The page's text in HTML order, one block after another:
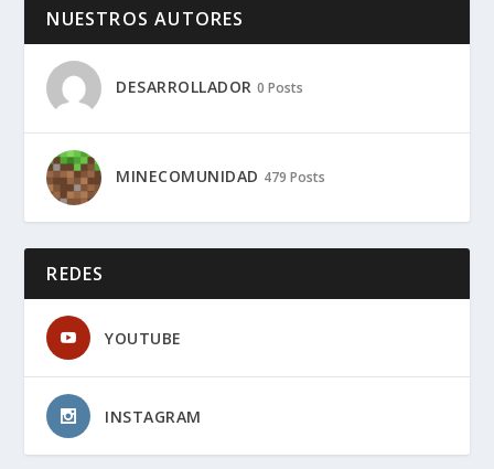
NUESTROS AUTORES
DESARROLLADOR 0 Posts
MINECOMUNIDAD 479 Posts
REDES
YOUTUBE
INSTAGRAM